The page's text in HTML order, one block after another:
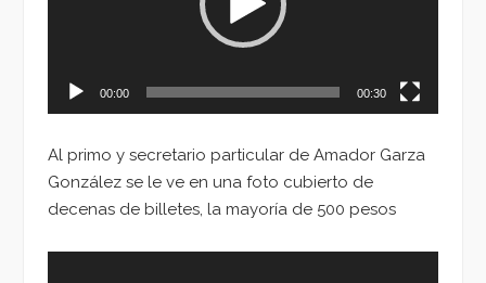
00:00 00:30
Al primo y secretario particular de Amador Garza
González se le ve en una foto cubierto de
decenas de billetes, la mayoría de 500 pesos